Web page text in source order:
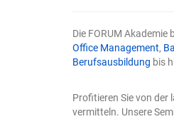
Die FORUM
Office Management,
Berufsausbildung bis
Profitieren Sie von der
vermitteln. Unsere